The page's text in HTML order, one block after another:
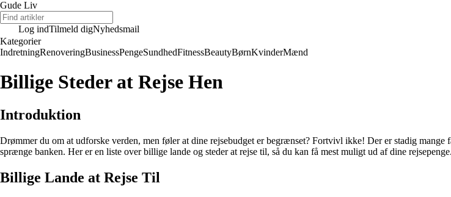
Gude Liv
Log indTilmeld digNyhedsmail
Kategorier
IndretningRenoveringBusinessPengeSundhedFitnessBeautyBørnKvinderMænd
Billige Steder at Rejse Hen
Introduktion
Drømmer du om at udforske verden, men føler at dine rejsebudget er begrænset? Fortvivl ikke! Der er stadig
sprænge banken. Her er en liste over billige lande og steder at rejse til, så du kan få mest muligt ud af dine rejsepenge.
Billige Lande at Rejse Til